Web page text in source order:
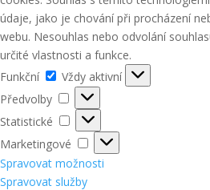
údaje, jako je chování při procházení
webu. Nesouhlas nebo odvolání
určité vlastnosti a funkce.
Funkční
Funkční
Vždy aktivní
Předvolby
Předvolby
Statistické
Statistické
Marketingové
Marketingové
Spravovat možnosti
Spravovat služby